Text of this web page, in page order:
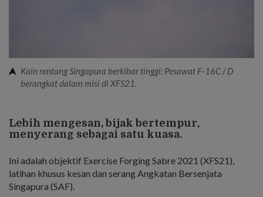
Kain rentang Singapura berkibar tinggi: Pesawat F-16C / D
berangkat dalam misi di XFS21.
Lebih mengesan, bijak bertempur,
menyerang sebagai satu kuasa.
Ini adalah objektif Exercise Forging Sabre 2021 (XFS21),
latihan khusus kesan dan serang Angkatan Bersenjata
Singapura (SAF).